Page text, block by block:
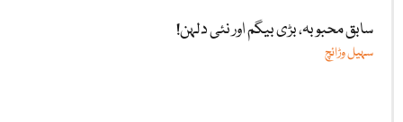
سابق محبوبہ، بڑی بیگم اور نئی دلہن!
سہیل وڑائچ